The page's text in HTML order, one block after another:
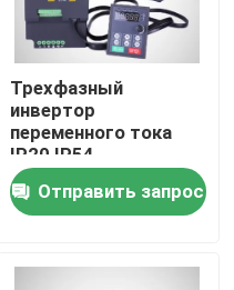
Трехфазный
инвертор
переменного тока
IP20 IP54
стабилизировал
векторное
управление
Отправить запрос